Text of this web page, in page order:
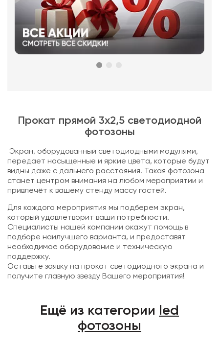
Прокат прямой 3х2,5 светодиодной
фотозоны
Экран, оборудованный светодиодными модулями,
передает насыщенные и яркие цвета, которые будут
видны даже с дальнего расстояния. Такая фотозона
станет центром внимания на любом мероприятии и
привлечёт к вашему стенду массу гостей.
Для каждого мероприятия мы подберем экран,
который удовлетворит ваши потребности.
Специалисты нашей компании окажут помощь в
подборе наилучшего варианта, и предоставят
необходимое оборудование и техническую
поддержку.
Оставьте заявку на прокат светодиодного экрана и
получите главную звезду Вашего мероприятия!
Ещё из категории
led
фотозоны